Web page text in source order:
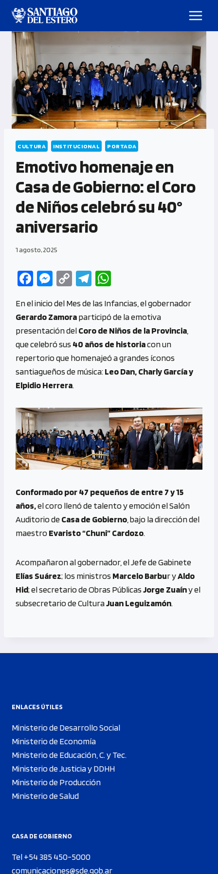
CULTURA INSTITUCIONAL PORTADA
Emotivo homenaje en
Casa de Gobierno: el Coro
de Niños celebró su 40°
aniversario
1 agosto, 2025
Fa
b
o
o
k
M
se
n
g
er
C
py
Li
n
k
Te
gr
a
m
at
s
A
p
p
En el inicio del Mes de las Infancias, el gobernador
Gerardo Zamoraparticipó de la emotiva
presentación delCorode Niños de la Provincia
que celebró sus 40 años de historiacon un
repertorio que homenajeó a grandes íconos
santiagueños de música:Leo Dan, Charly García y
Elpidio Herrera.
Conformado por 47 pequeños de entre 7 y 15
años,el coro llenó de talento y emoción el Salón
Auditorio deCasa de Gobierno , bajo la dirección del
maestroEvaristo “Chuni” Cardozo.
Acompañaron al gobernador, el Jefe de Gabinete
Elías Suárez; los ministros Marcelo Barbur yAldo
Hid; el secretario de Obras PúblicasJorge Zuaíny el
subsecretario de CulturaJuan Leguizamón.
ENLACES ÚTILES
Ministerio de Desarrollo Social
Ministerio de Economía
Ministerio de Educación, C. y Tec.
Ministerio de Justicia y DDHH
Ministerio de Producción
Ministerio de Salud
CASA DE GOBIERNO
Tel +54 385 450-5000
comunicaciones@sde.gob.ar